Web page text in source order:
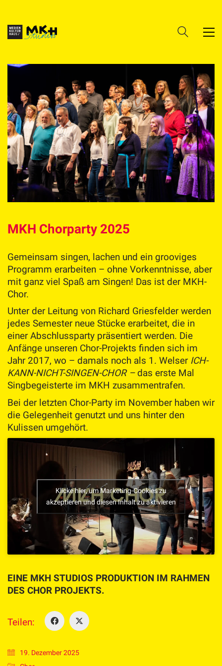
MKH Chorparty 2025
Gemeinsam singen, lachen und ein grooviges
Programm erarbeiten – ohne Vorkenntnisse, aber
mit ganz viel Spaß am Singen! Das ist der MKH-
Chor.
Unter der Leitung von Richard Griesfelder werden
jedes Semester neue Stücke erarbeitet, die in
einer Abschlussparty präsentiert werden. Die
Anfänge unseren Chor-Projekts finden sich im
Jahr 2017, wo – damals noch als 1. Welser ICH-
KANN-NICHT-SINGEN-CHOR – das erste Mal
Singbegeisterte im MKH zusammentrafen.
Bei der letzten Chor-Party im November haben wir
die Gelegenheit genutzt und uns hinter den
Kulissen umgehört.
Klicke hier, um Marketing-Cookies zu
akzeptieren und diesen Inhalt zu aktivieren
EINE MKH STUDIOS PRODUKTION IM RAHMEN
DES CHOR PROJEKTS.
Teilen:
19. Dezember 2025